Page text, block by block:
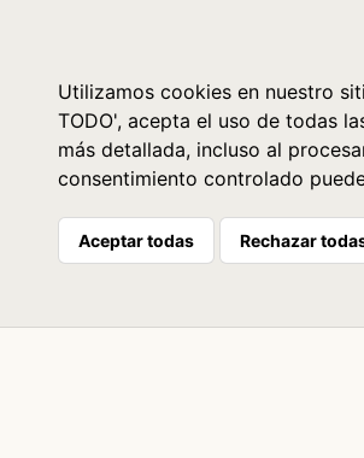
Utilizamos cookies en nuestro
TODO', acepta el uso de todas
más detallada, incluso al
consentimiento controlado
Aceptar todas Rechazar